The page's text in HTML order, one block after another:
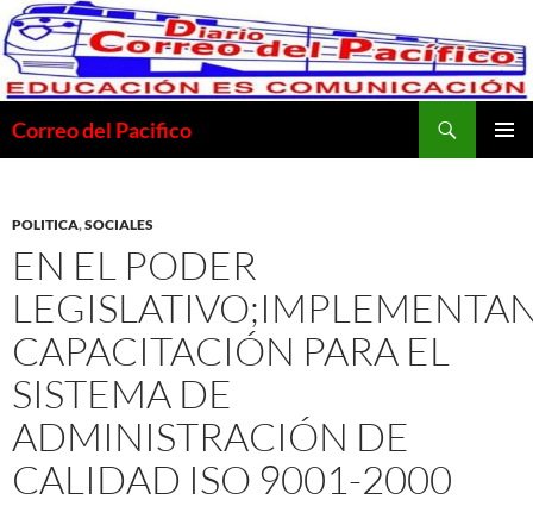
Saltar
al
contenido
Correo del Pacifico
POLITICA,SOCIALES
EN EL PODER
CAPACITACIÓN PARA EL
SISTEMA DE
ADMINISTRACIÓN DE
CALIDAD ISO 9001-2000